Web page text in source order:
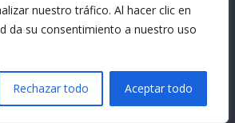
nuestro tráfico. Al hacer clic en
da su consentimiento a nuestro uso
Rechazar todo Aceptar todo
Mañana: De Lunes a Viernes
9:30 a 13:30
Tarde: De Lunes a Jueves
16:30 a 18:30